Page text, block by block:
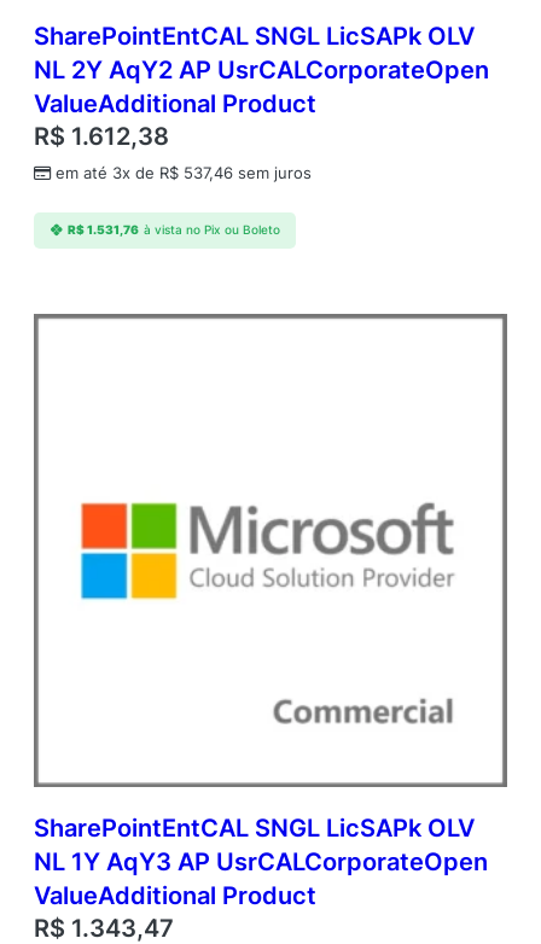
SharePointEntCAL SNGL LicSAPk OLV
NL 2Y AqY2 AP UsrCALCorporateOpen
ValueAdditional Product
R$ 1.612,38
em até 3x de R$ 537,46 sem juros
R$1.531,76 à vista no Pix ou Boleto
SharePointEntCAL SNGL LicSAPk OLV
NL 1Y AqY3 AP UsrCALCorporateOpen
ValueAdditional Product
R$ 1.343,47